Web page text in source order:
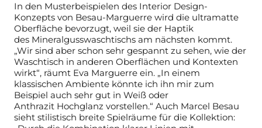
In den Musterbeispielen des Interior Design-
Konzepts von Besau-Marguerre wird die ultramatte
Oberfläche bevorzugt, weil sie der Haptik
des Mineralgusswaschtischs am nächsten kommt.
„Wir sind aber schon sehr gespannt zu sehen, wie der
Waschtisch in anderen Oberflächen und Kontexten
wirkt“, räumt Eva Marguerre ein. „In einem
klassischen Ambiente könnte ich ihn mir zum
Beispiel auch sehr gut in Weiß oder
Anthrazit Hochglanz vorstellen.“ Auch Marcel Besau
sieht stilistisch breite Spielräume für die Kollektion: